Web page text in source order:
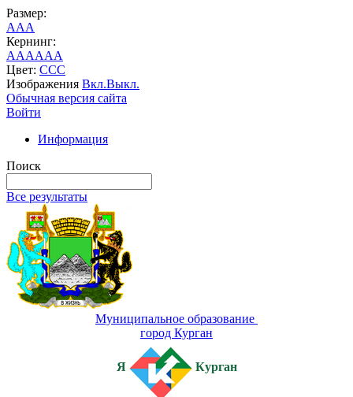
Размер:
AAA
Кернинг:
AAAAAA
Цвет: CCC
Изображения Вкл.Выкл.
Обычная версия сайта
Войти
Информация
Поиск
Все результаты
Муниципальное образование
город Курган
Я Курган